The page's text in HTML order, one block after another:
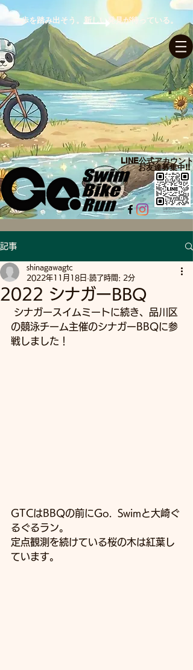
ログイン
一歩を踏み出そう。新しい発見が待っている。
LINE公式アカウント​
お友達募集中!!
記事
2022 シナガーBBQ
shinagawagtc
2022年11月18日 読了時間: 2分
の競泳チーム主催のシナガーBBQに参
戦しました！
GTCはBBQの前にGo.  Swimと大崎ぐ
るぐるラン。
定点観測を続けている桜の木は紅葉し
ています。